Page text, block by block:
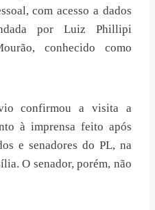
com acesso a dados
por Luiz Phillipi
conhecido como
confirmou a visita a
à imprensa feito após
e senadores do PL, na
O senador, porém, não